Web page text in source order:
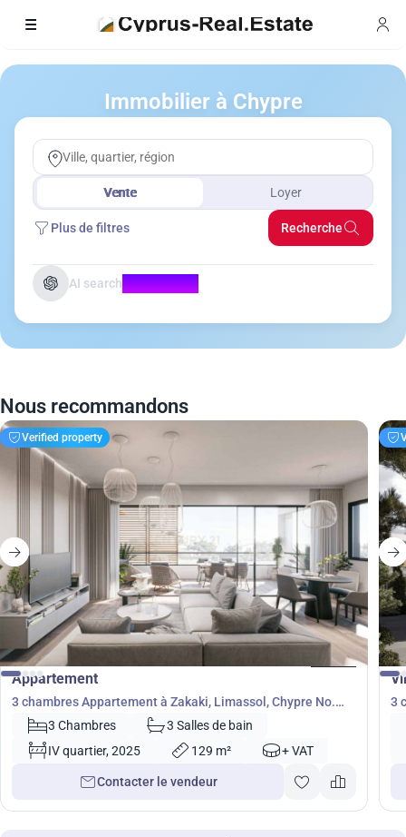
Immobilier à Chypre
Vente Loyer
Plus de filtres Recherche
AI searchComing Soon
Nous recommandons
Verified property
€613 000
Appartement
3 chambres Appartement à Zakaki, Limassol, Chypre No.
342783 Chambres
3 Salles de bain
IV quartier, 2025
129 m² + VAT
Contacter le vendeur
€
3